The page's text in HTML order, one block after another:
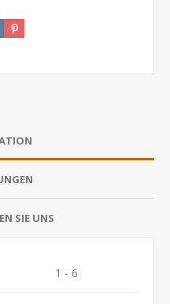
SIE UNS
1 - 6